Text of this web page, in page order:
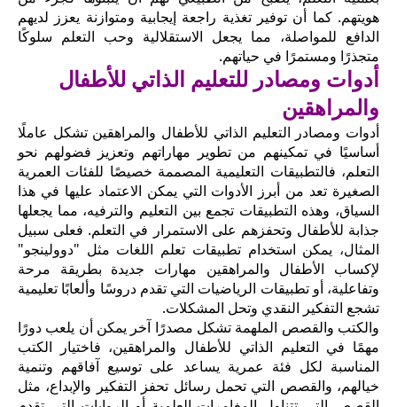
هويتهم. كما أن توفير تغذية راجعة إيجابية ومتوازنة يعزز لديهم
الدافع للمواصلة، مما يجعل الاستقلالية وحب التعلم سلوكًا
متجذرًا ومستمرًا في حياتهم.
أدوات ومصادر للتعليم الذاتي للأطفال
والمراهقين
أدوات ومصادر التعليم الذاتي للأطفال والمراهقين تشكل عاملًا
أساسيًا في تمكينهم من تطوير مهاراتهم وتعزيز فضولهم نحو
التعلم، فالتطبيقات التعليمية المصممة خصيصًا للفئات العمرية
الصغيرة تعد من أبرز الأدوات التي يمكن الاعتماد عليها في هذا
السياق، وهذه التطبيقات تجمع بين التعليم والترفيه، مما يجعلها
جذابة للأطفال وتحفزهم على الاستمرار في التعلم. فعلى سبيل
المثال، يمكن استخدام تطبيقات تعلم اللغات مثل "دوولينجو"
لإكساب الأطفال والمراهقين مهارات جديدة بطريقة مرحة
وتفاعلية، أو تطبيقات الرياضيات التي تقدم دروسًا وألعابًا تعليمية
تشجع التفكير النقدي وتحل المشكلات.
والكتب والقصص الملهمة تشكل مصدرًا آخر يمكن أن يلعب دورًا
مهمًا في التعليم الذاتي للأطفال والمراهقين، فاختيار الكتب
المناسبة لكل فئة عمرية يساعد على توسيع آفاقهم وتنمية
خيالهم، والقصص التي تحمل رسائل تحفز التفكير والإبداع، مثل